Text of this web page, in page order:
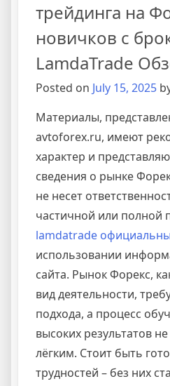
трейдинга на
новичков с
LamdaTrade
Posted on July 15, 2025
Материалы,
avtoforex.ru, имеют
характер и
сведения о рынке
не несет
частичной или полной
lamdatrade
использовании
сайта. Рынок Форекс,
вид деятельности,
подхода, а процесс
высоких результатов
лёгким. Стоит быть
трудностей – без них